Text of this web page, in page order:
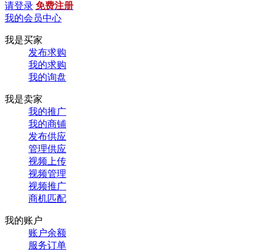
请登录 免费注册
我的会员中心
我是买家
发布求购
我的求购
我的询盘
我是卖家
我的推广
我的商铺
发布供应
管理供应
视频上传
视频管理
视频推广
商机匹配
我的账户
账户余额
服务订单